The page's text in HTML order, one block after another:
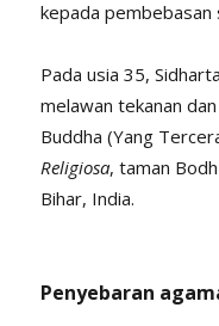
kepada pembebasan
Pada usia 35,
melawan tekanan
Buddha (Yang
Religiosa, taman
Bihar, India.
Penyebaran